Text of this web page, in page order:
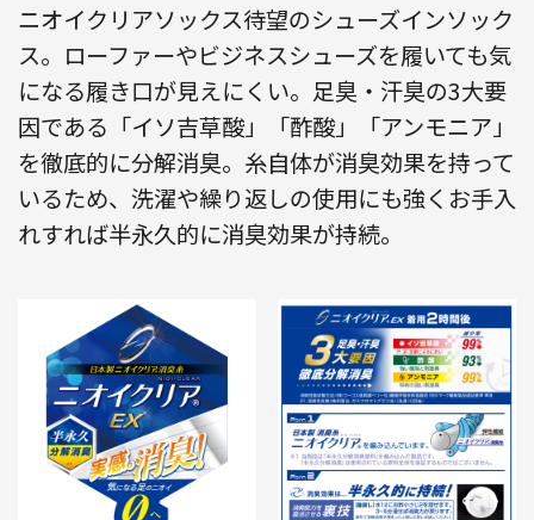
ニオイクリアソックス待望のシューズインソック
ス。ローファーやビジネスシューズを履いても気
になる履き口が見えにくい。足臭・汗臭の3大要
因である「イソ吉草酸」「酢酸」「アンモニア」
を徹底的に分解消臭。糸自体が消臭効果を持って
いるため、洗濯や繰り返しの使用にも強くお手入
れすれば半永久的に消臭効果が持続。